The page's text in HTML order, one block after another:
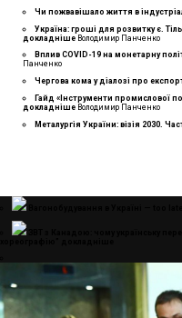
Чи пожвавішало життя в
Україна: гроші для розвитку є.
докладнiше Володимир Панченко
Вплив COVID-19 на монетарну
Панченко
Чергова кома у діалозі про
Гайд «Інструменти промислової
докладнiше Володимир Панченко
Металургія України: візія 2030.